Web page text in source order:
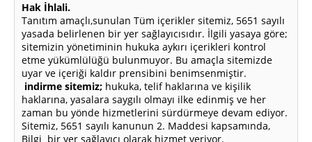
Hak İhlali.
Tanıtım amaçlı,sunulan Tüm içerikler sitemiz, 5651 sayılı
yasada belirlenen bir yer sağlayıcısıdır. İlgili yasaya göre;
sitemizin yönetiminin hukuka aykırı içerikleri kontrol
etme yükümlülüğü bulunmuyor. Bu amaçla sitemizde
uyar ve içeriği kaldır prensibini benimsenmiştir.
indirme sitemiz; hukuka, telif haklarına ve kişilik
haklarına, yasalara saygılı olmayı ilke edinmiş ve her
zaman bu yönde hizmetlerini sürdürmeye devam ediyor.
Sitemiz, 5651 sayılı kanunun 2. Maddesi kapsamında,
Bilgi bir yer sağlayıcı olarak hizmet veriyor.